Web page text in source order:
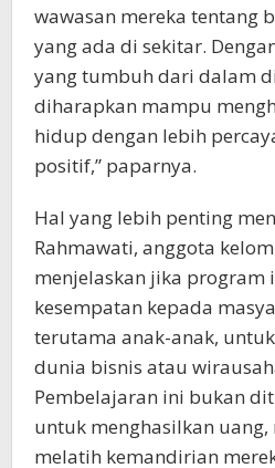
wawasan mereka tentang
yang ada di sekitar.
yang tumbuh dari dalam
diharapkan mampu
hidup dengan lebih
positif,” paparnya.
Hal yang lebih penting
Rahmawati, anggota
menjelaskan jika program
kesempatan kepada
terutama anak-anak,
dunia bisnis atau
Pembelajaran ini bukan
untuk menghasilkan
melatih kemandirian